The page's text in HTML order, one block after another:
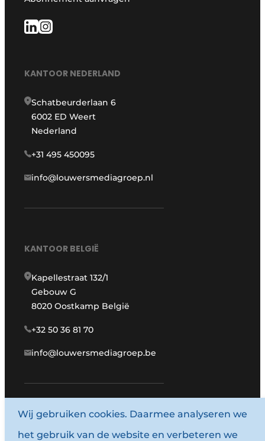
KANTOOR NEDERLAND
Schatbeurderlaan 6
6002 ED Weert
Nederland
+31 495 450095
info@louwersmediagroep.nl
KANTOOR BELGIË
Kapellestraat 132/1
Gebouw G
8020 Oostkamp België
+32 50 36 81 70
info@louwersmediagroep.be
www.louwersmediagroep.com
© 1987 - 2026 Louwersmediagroep.
Wij gebruiken cookies. Daarmee analyseren we
het gebruik van de website en verbeteren we